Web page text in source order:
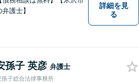
弁護士】
詳細を見
る
孫子 英彦 弁護士
孫子総合法律事務所